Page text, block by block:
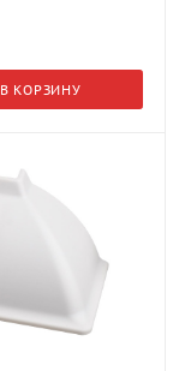
В КОРЗИНУ